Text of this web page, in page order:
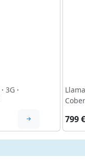
· 3G ·
799 €